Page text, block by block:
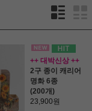
++ 대박신상 ++
2구 종이 캐리어
명화 6종
(200개)
23,900원